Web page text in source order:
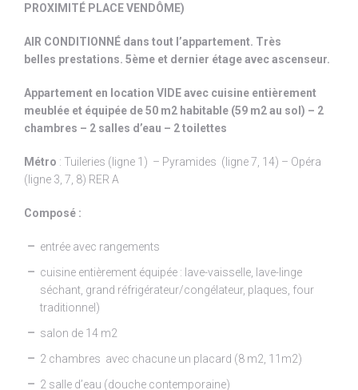
PROXIMITÉ PLACE VENDÔME)
AIR CONDITIONNÉ dans tout l’appartement. Très
belles prestations. 5ème et dernier étage avec ascenseur.
Appartement en location VIDE avec cuisine entièrement
meublée et équipée de 50 m2 habitable (59 m2 au sol) – 2
chambres – 2 salles d’eau – 2 toilettes
Métro : Tuileries (ligne 1) – Pyramides (ligne 7, 14) – Opéra
(ligne 3, 7, 8) RER A
Composé :
entrée avec rangements
cuisine entièrement équipée : lave-vaisselle, lave-linge
séchant, grand réfrigérateur/congélateur, plaques, four
traditionnel)
salon de 14 m2
2 chambres avec chacune un placard (8 m2, 11m2)
2 salle d’eau (douche contemporaine)